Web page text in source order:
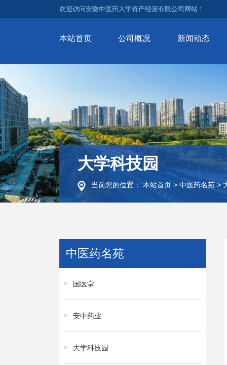
欢迎访问安徽中医药大学资产经营有限公司网站！
本站首页 公司概况 新闻动态
大学科技园
当前您的位置： 本站首页> 中医药名苑>
中医药名苑
国医堂
安中药业
大学科技园